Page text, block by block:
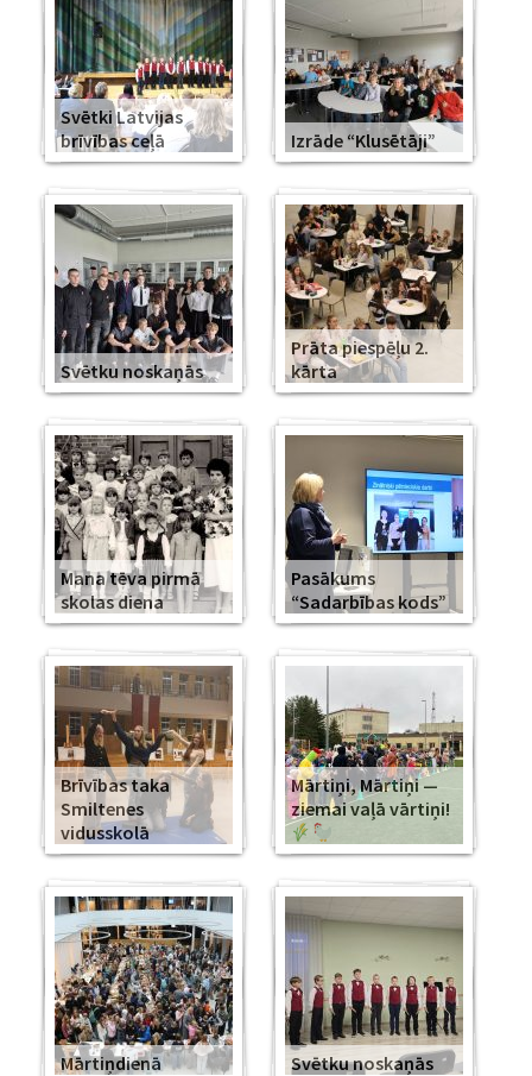
Svētki Latvijas
brīvības ceļā
Izrāde “Klusētāji”
Svētku noskaņās
Prāta piespēļu 2.
kārta
Mana tēva pirmā
skolas diena
Pasākums
“Sadarbības kods”
Brīvības taka
Smiltenes
vidusskolā
Mārtiņi, Mārtiņi —
ziemai vaļā vārtiņi!
Mārtiņdienā Svētku noskaņās